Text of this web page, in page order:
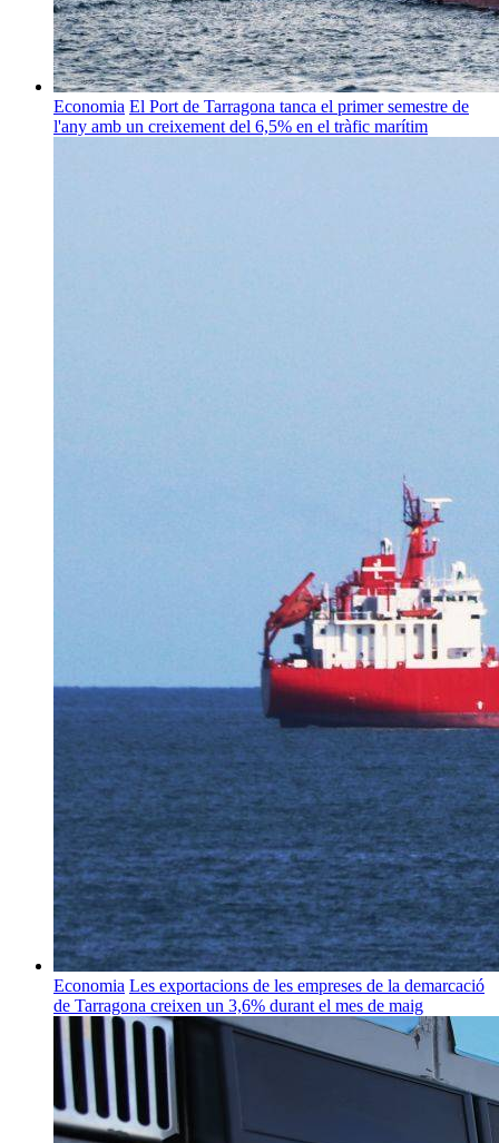
Economia El Port de Tarragona tanca el primer semestre de
l'any amb un creixement del 6,5% en el tràfic marítim
Economia Les exportacions de les empreses de la demarcació
de Tarragona creixen un 3,6% durant el mes de maig